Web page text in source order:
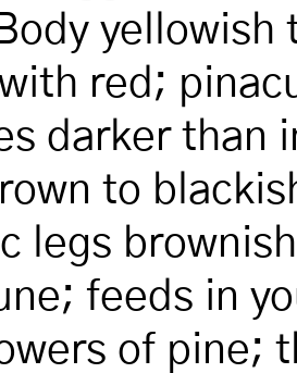
yellowish
red;
darker than
to
legs
feeds in
of pine;